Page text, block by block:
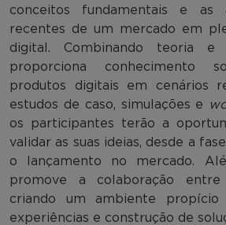
conceitos fundamentais e as
recentes de um mercado em
digital. Combinando teoria
proporciona conhecimento
produtos digitais em cenários
estudos de caso, simulações e
os participantes terão a
validar as suas ideias, desde a
o lançamento no mercado.
promove a colaboração entre
criando um ambiente
experiências e construção de